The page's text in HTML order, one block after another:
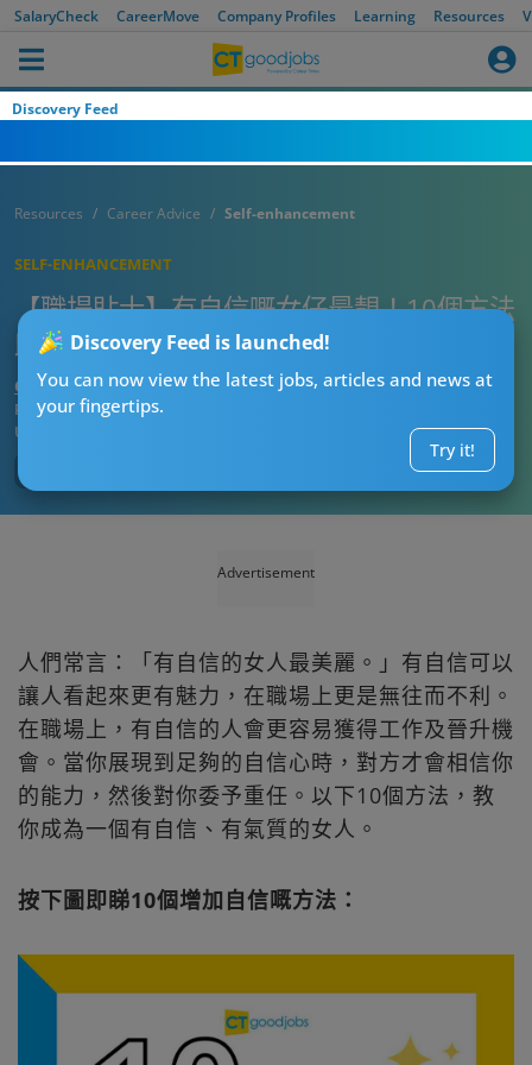
SalaryCheck CareerMove Company Profiles Learning Resources
Discovery Feed
Discovery Feed is launched!
You can now view the latest jobs, articles and news at
your fingertips.
Try it!
Resources Career Advice Self-enhancement
SELF-ENHANCEMENT
【職場貼士】有自信嘅女仔最靚！10個方法
助你成為有氣質嘅女人
CTgoodjobs’ Editor
Published:2023-10-27
Updated:
Advertisement
人們常言：「有自信的女人最美麗。」有自信可以
讓人看起來更有魅力，在職場上更是無往而不利。
在職場上，有自信的人會更容易獲得工作及晉升機
會。當你展現到足夠的自信心時，對方才會相信你
的能力，然後對你委予重任。以下10個方法，教
你成為一個有自信、有氣質的女人。
按下圖即睇10個增加自信嘅方法：